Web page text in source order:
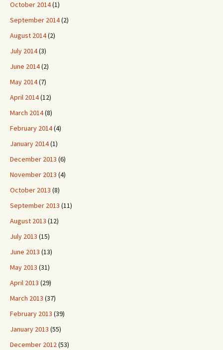
October 2014(1)
September 2014(2)
August 2014(2)
July 2014(3)
June 2014(2)
May 2014(7)
April 2014(12)
March 2014(8)
February 2014(4)
January 2014(1)
December 2013 (6)
November 2013 (4)
October 2013 (8)
September 2013 (11)
August 2013 (12)
July 2013 (15)
June 2013 (13)
May 2013 (31)
April 2013 (29)
March 2013 (37)
February 2013 (39)
January 2013 (55)
December 2012(53)